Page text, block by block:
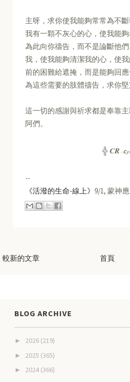
主呀，求你使我能夠常常為不
我有一顆不灰心的心，使我能夠
為此向你禱告，而不是論斷他
我，使我能夠清潔我的心，使
前的困難給遮掩，而是能夠回
為這些需要的肢體禱告，求你堅
這一切的感謝與祈求都是奉靠主
阿們。
╬CR -C
--
《活潑的生命-線上》9/1, 蒙神
較新的文章 首頁
BLOG ARCHIVE
► 2026 (219)
► 2025 (365)
► 2024 (366)